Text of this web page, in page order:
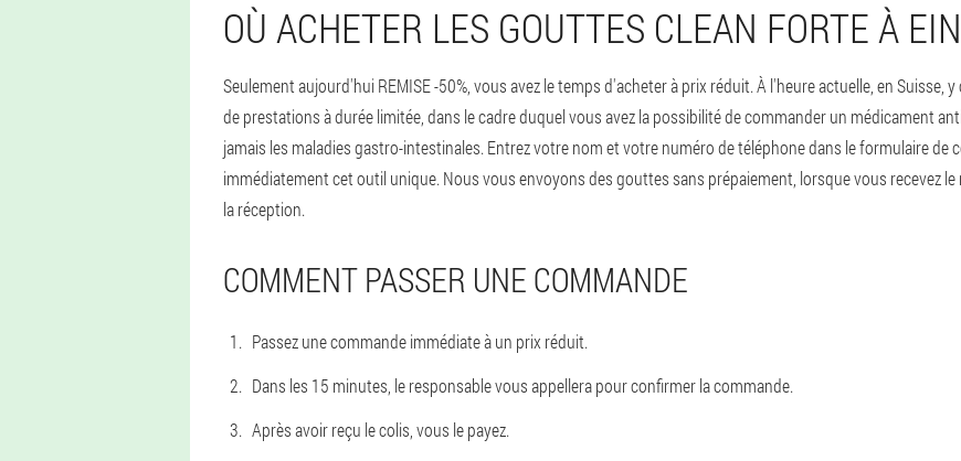
OÙ ACHETER LES GOUTTES CLEAN FORTE À
Seulement aujourd'hui REMISE -50%, vous avez le temps d'acheter à prix réduit. À l'heure actuelle, en Suisse,
de prestations à durée limitée, dans le cadre duquel vous avez la possibilité de commander un médicament
jamais les maladies gastro-intestinales. Entrez votre nom et votre numéro de téléphone dans le formulaire de
immédiatement cet outil unique. Nous vous envoyons des gouttes sans prépaiement, lorsque vous recevez
la réception.
COMMENT PASSER UNE COMMANDE
Passez une commande immédiate à un prix réduit.
Dans les 15 minutes, le responsable vous appellera pour confirmer la commande.
Après avoir reçu le colis, vous le payez.